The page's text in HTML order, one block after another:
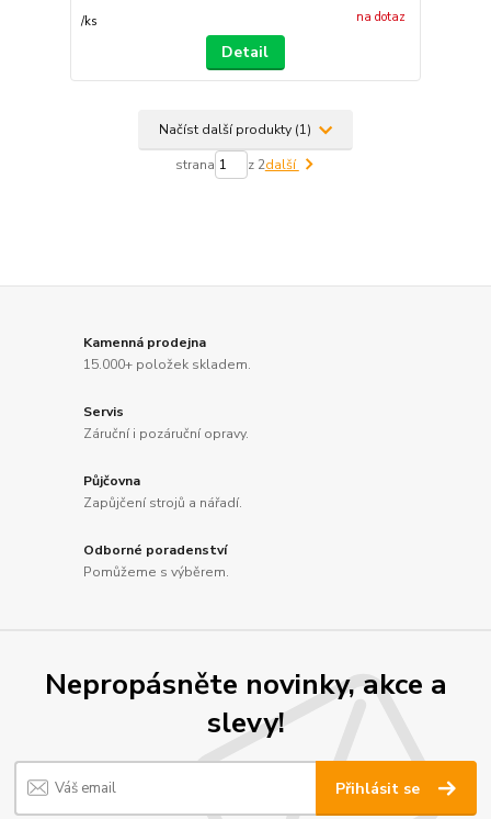
/ks na dotaz
Detail
Načíst další produkty (1)
strana z 2další
Kamenná prodejna
15.000+ položek skladem.
Servis
Záruční i pozáruční opravy.
Půjčovna
Zapůjčení strojů a nářadí.
Odborné poradenství
Pomůžeme s výběrem.
Nepropásněte novinky, akce a
slevy!
Přihlásit se